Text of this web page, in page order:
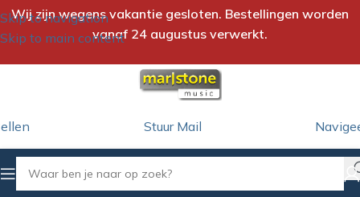
Skip to navigation
Skip to main content
Wij zijn wegens vakantie gesloten. Bestellingen worden
vanaf 24 augustus verwerkt.
Stuur Mail